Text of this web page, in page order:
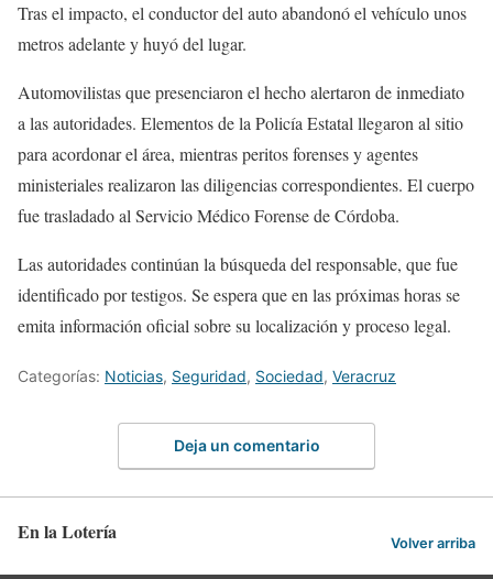
Tras el impacto, el conductor del auto abandonó el vehículo unos
metros adelante y huyó del lugar.
Automovilistas que presenciaron el hecho alertaron de inmediato
a las autoridades. Elementos de la Policía Estatal llegaron al sitio
para acordonar el área, mientras peritos forenses y agentes
ministeriales realizaron las diligencias correspondientes. El cuerpo
fue trasladado al Servicio Médico Forense de Córdoba.
Las autoridades continúan la búsqueda del responsable, que fue
identificado por testigos. Se espera que en las próximas horas se
emita información oficial sobre su localización y proceso legal.
Categorías: Noticias, Seguridad, Sociedad, Veracruz
Deja un comentario
En la Lotería Volver arriba